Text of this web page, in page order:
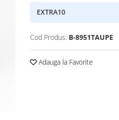
EXTRA10
Cod Produs: B-8951TAUPE
Adauga la Favorite